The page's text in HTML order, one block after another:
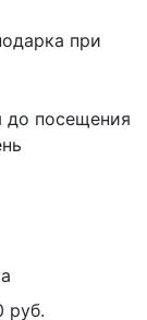
при
до посещения
руб.